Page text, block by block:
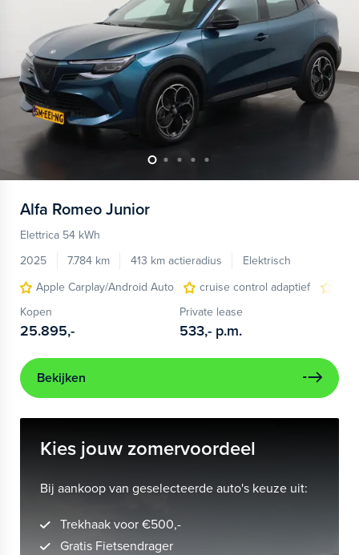
Alfa Romeo Junior
Elettrica 54 kWh
2025
7.784 km 413 km actieradius
Elektrisch
Apple Carplay/Android Auto
cruise control adaptief
Kopen
25.895,-
Private lease
533,- p.m.
Bekijken
Kies jouw zomervoordeel
Bij aankoop van geselecteerde auto's keuze uit:
Trekhaak voor €500,-
Gratis Fietsendrager